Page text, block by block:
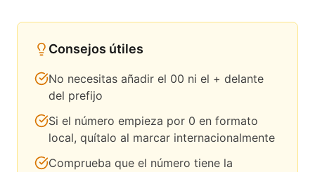
Consejos útiles
No necesitas añadir el 00 ni el + delante
del prefijo
Si el número empieza por 0 en formato
local, quítalo al marcar internacionalmente
Comprueba que el número tiene la